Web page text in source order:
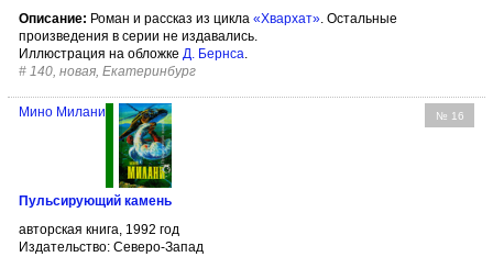
Описание: Роман и рассказ из цикла «Хвархат». Остальные
произведения в серии не издавались.
Иллюстрация на обложке Д. Бернса.
# 140, новая, Екатеринбург
№ 16
Мино Милани
Пульсирующий камень
авторская книга, 1992 год
Издательство: Северо-Запад